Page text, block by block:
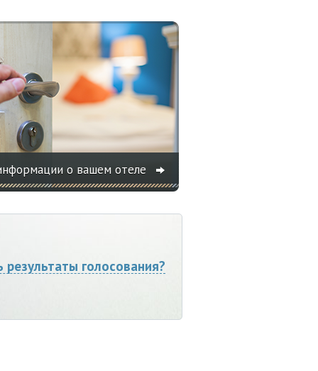
о вашем отеле
результаты голосования?